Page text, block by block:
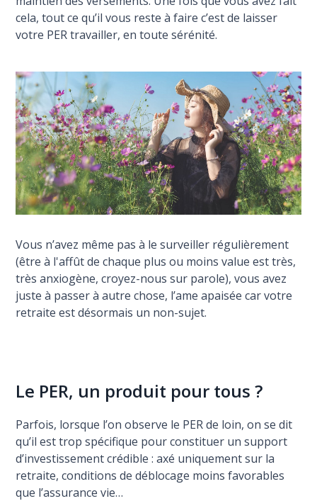
cela, tout ce qu’il vous reste à faire c’est de laisser
votre PER travailler, en toute sérénité.
Vous n’avez même pas à le surveiller régulièrement
(être à l'affût de chaque plus ou moins value est très,
très anxiogène, croyez-nous sur parole), vous avez
juste à passer à autre chose, l’ame apaisée car votre
retraite est désormais un non-sujet.
Le PER, un produit pour tous ?
Parfois, lorsque l’on observe le PER de loin, on se dit
qu’il est trop spécifique pour constituer un support
d’investissement crédible : axé uniquement sur la
retraite, conditions de déblocage moins favorables
que l’assurance vie…